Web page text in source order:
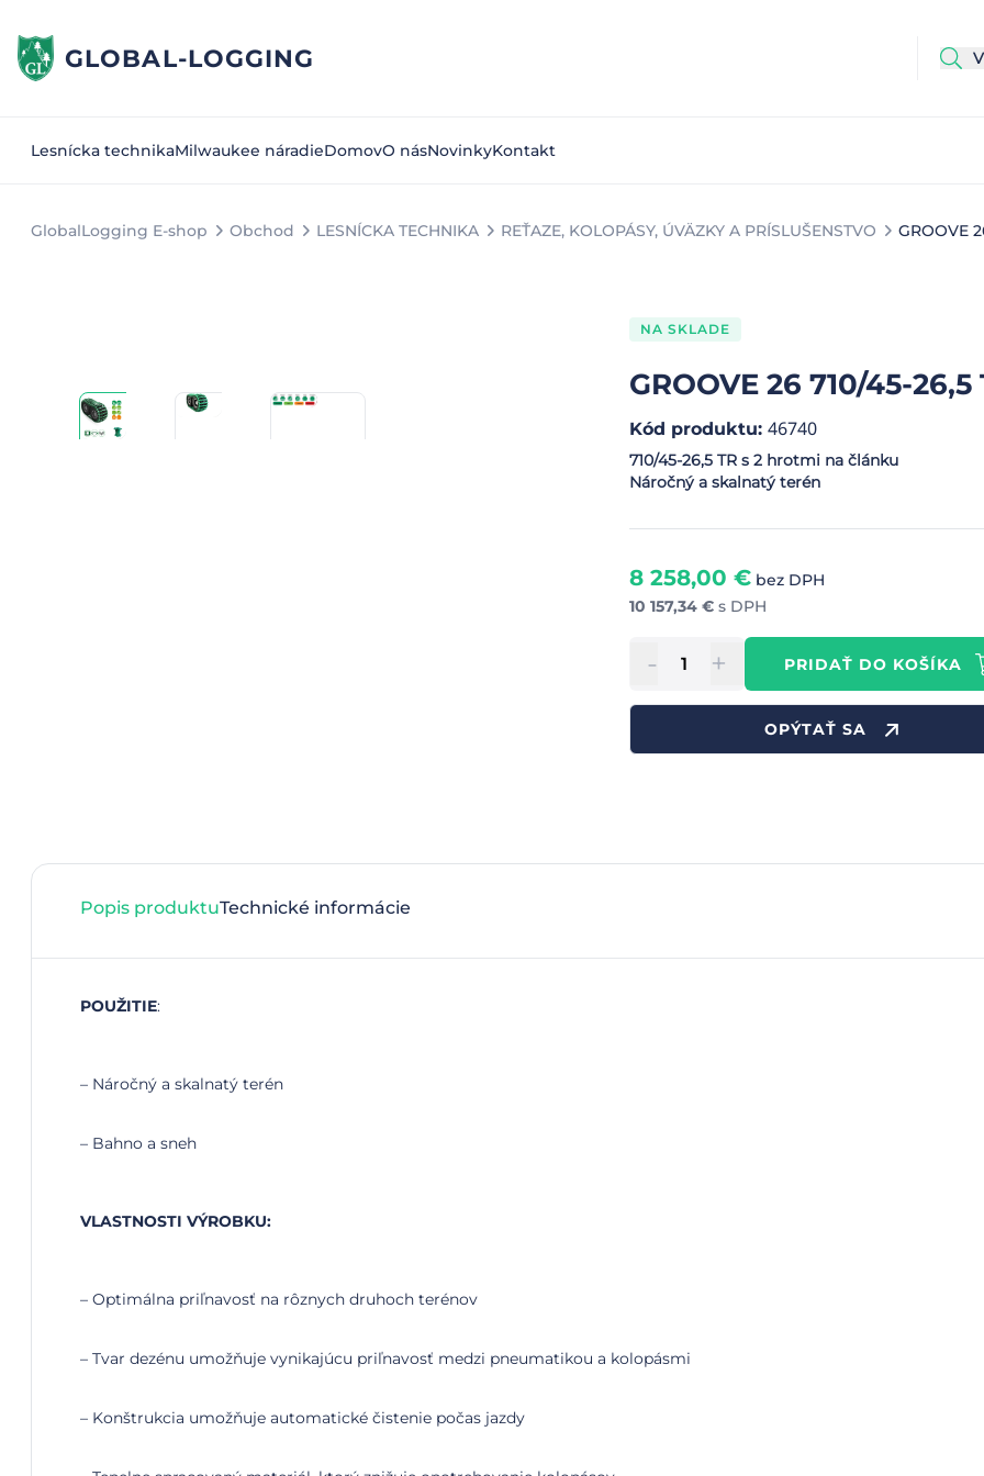
GLOBAL-LOGGING
Lesnícka technikaMilwaukee náradieDomovO násNovinkyKontakt
GlobalLogging E-shop Obchod LESNÍCKA TECHNIKA REŤAZE, KOLOPÁSY, ÚVÄZKY A PRÍSLUŠENSTVO GROOVE
NA SKLADE
GROOVE 26 710/45-26,5
Kód produktu: 46740
710/45-26,5 TR s 2 hrotmi na článku
Náročný a skalnatý terén
8 258,00 € bez DPH
10 157,34 € s DPH
- + PRIDAŤ DO KOŠÍKA
OPÝTAŤ SA
Popis produktuTechnické informácie
POUŽITIE:
– Náročný a skalnatý terén
– Bahno a sneh
VLASTNOSTI VÝROBKU:
– Optimálna priľnavosť na rôznych druhoch terénov
– Tvar dezénu umožňuje vynikajúcu priľnavosť medzi pneumatikou a kolopásmi
– Konštrukcia umožňuje automatické čistenie počas jazdy